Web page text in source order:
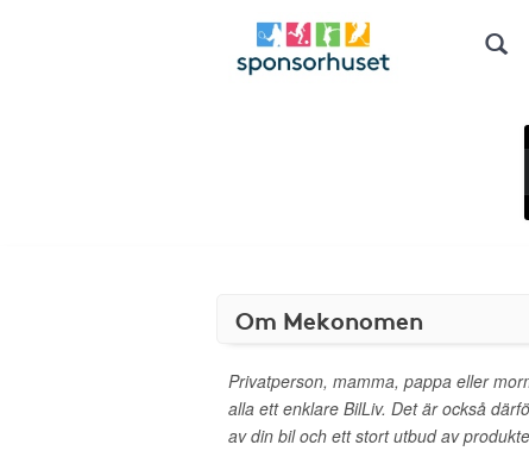
Om Mekonomen
Privatperson, mamma, pappa eller
alla ett enklare BilLiv. Det är också
av din bil och ett stort utbud av